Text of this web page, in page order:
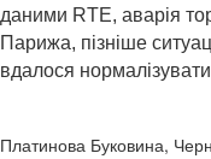
даними RTE, аварія
Парижа, пізніше
вдалося
Платинова Буковина,